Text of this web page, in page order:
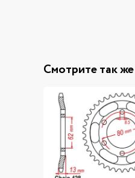
Смотрите так же